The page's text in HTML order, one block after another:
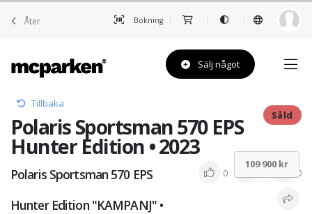
Åter Bokning
Sälj något
Tillbaka
Polaris Sportsman 570 EPS
Hunter Edition • 2023
Såld
Polaris Sportsman 570 EPS
Hunter Edition "KAMPANJ" •
0 0
109 900 kr